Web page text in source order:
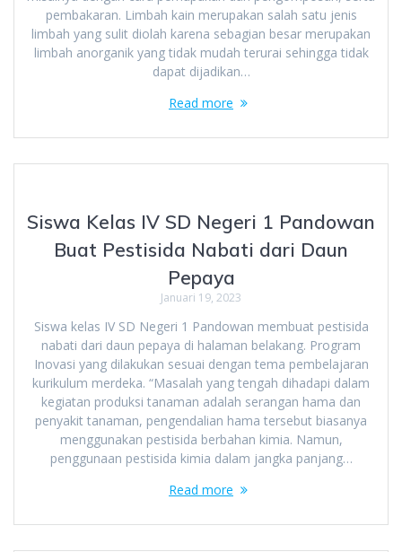
pembakaran. Limbah kain merupakan salah satu jenis
limbah yang sulit diolah karena sebagian besar merupakan
limbah anorganik yang tidak mudah terurai sehingga tidak
dapat dijadikan…
Read more
Siswa Kelas IV SD Negeri 1 Pandowan
Buat Pestisida Nabati dari Daun
Pepaya
Januari 19, 2023
Siswa kelas IV SD Negeri 1 Pandowan membuat pestisida
nabati dari daun pepaya di halaman belakang. Program
Inovasi yang dilakukan sesuai dengan tema pembelajaran
kurikulum merdeka. “Masalah yang tengah dihadapi dalam
kegiatan produksi tanaman adalah serangan hama dan
penyakit tanaman, pengendalian hama tersebut biasanya
menggunakan pestisida berbahan kimia. Namun,
penggunaan pestisida kimia dalam jangka panjang…
Read more